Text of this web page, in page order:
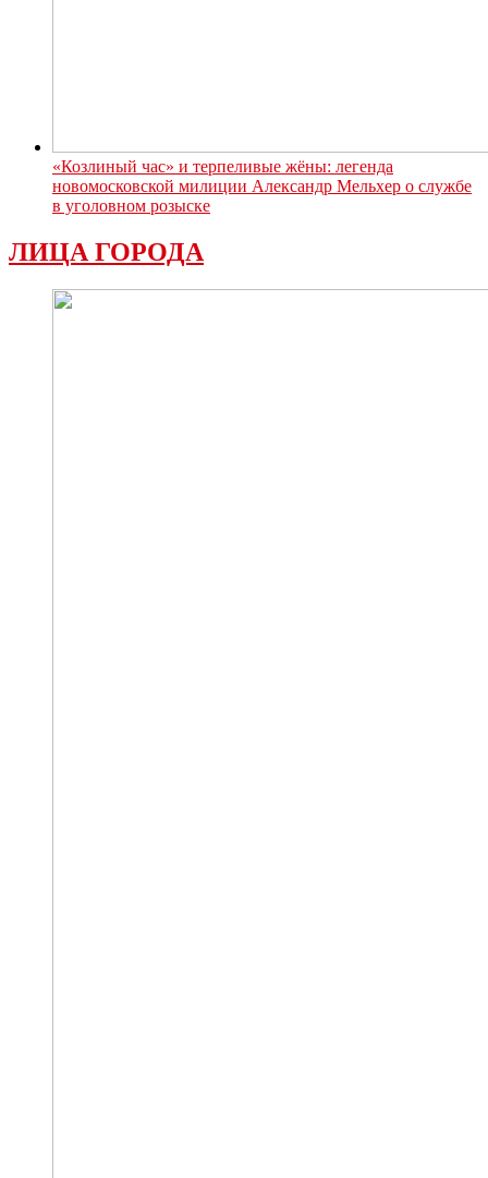
«Козлиный час» и терпеливые жёны: легенда
новомосковской милиции Александр Мельхер о службе
в уголовном розыске
ЛИЦА ГОРОДА